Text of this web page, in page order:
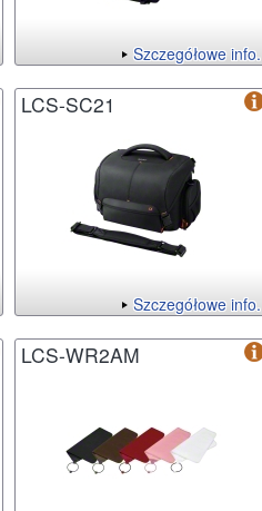
Szczegółowe info.
LCS-SC21
Szczegółowe info.
LCS-WR2AM